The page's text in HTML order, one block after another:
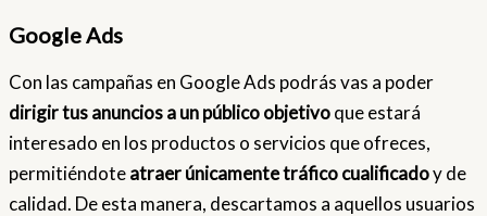
Google Ads
Con las campañas en Google Ads podrás vas a poder
dirigir tus anuncios a un público objetivoque estará
interesado en los productos o servicios que ofreces,
permitiéndoteatraer únicamente tráfico cualificadoy de
calidad. De esta manera, descartamos a aquellos usuarios